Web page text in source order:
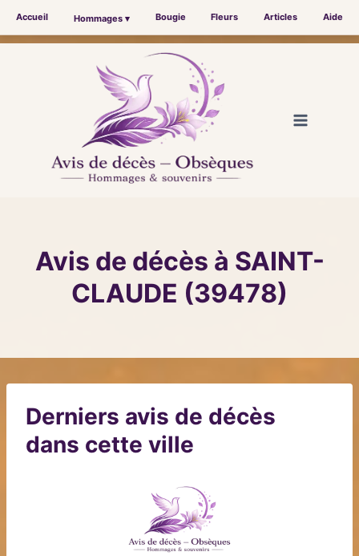
Accueil Hommages ▾ Bougie Fleurs Articles Aide
Avis de décès à SAINT-
CLAUDE (39478)
Derniers avis de décès
dans cette ville